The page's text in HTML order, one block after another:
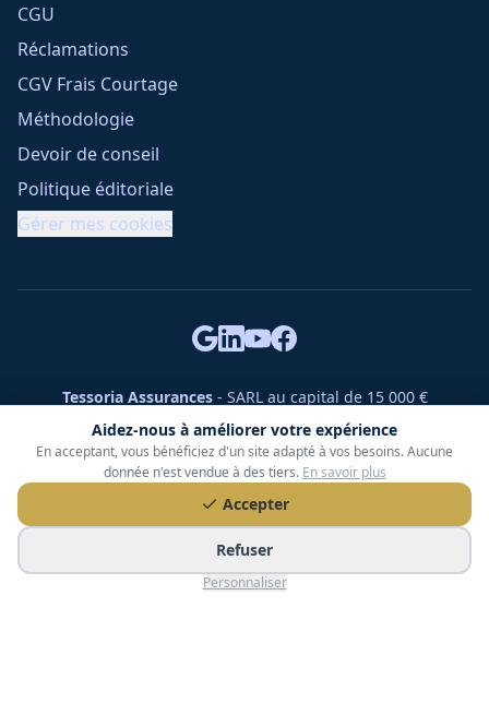
Aidez-nous à améliorer votre expérience
En acceptant, vous bénéficiez d'un site adapté à vos besoins. Aucune
donnée n'est vendue à des tiers. En savoir plus
Accepter
Refuser
Personnaliser
CGU
Réclamations
CGV Frais Courtage
Méthodologie
Devoir de conseil
Politique éditoriale
Gérer mes cookies
Tessoria Assurances- SARL au capital de 15 000 €
ORIAS n° 25007309 - RCS 990 206 179 - Membre du réseau
360 Courtage
RC Pro : Klarity - Contrat n° CCOUK000785
49 chemin des Gardettes Sine, 06570 Saint-Paul-de-Vence
© Tessoria Assurances. Tous droits réservés.